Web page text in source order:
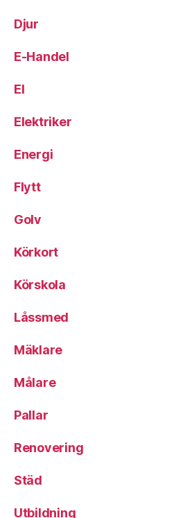
Djur
E-Handel
El
Elektriker
Energi
Flytt
Golv
Körkort
Körskola
Låssmed
Mäklare
Målare
Pallar
Renovering
Städ
Utbildning